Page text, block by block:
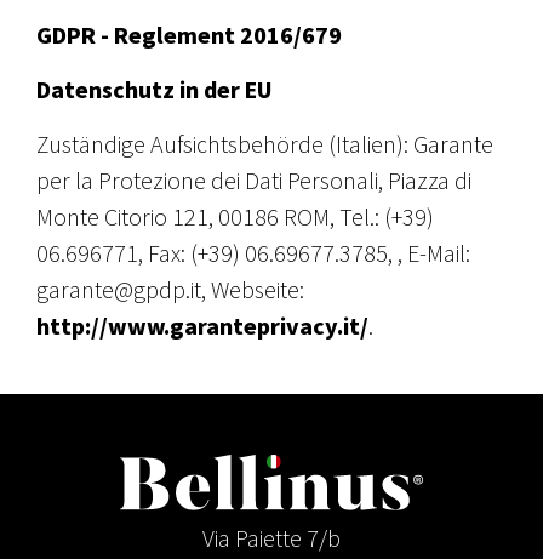
GDPR - Reglement 2016/679
Datenschutz in der EU
Zuständige Aufsichtsbehörde (Italien): Garante
per la Protezione dei Dati Personali, Piazza di
Monte Citorio 121, 00186 ROM, Tel.: (+39)
06.696771, Fax: (+39) 06.69677.3785, , E-Mail:
garante@gpdp.it, Webseite:
http://www.garanteprivacy.it/.
Via Paiette 7/b